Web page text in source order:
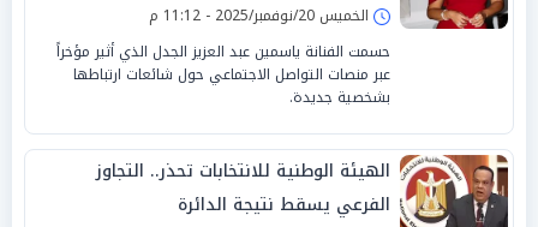
الخميس 20/نوفمبر/2025 - 11:12 م
حسمت الفنانة ياسمين عبد العزيز الجدل الذي أثير مؤخراً
عبر منصات التواصل الاجتماعي حول شائعات ارتباطها
بشخصية جديدة.
الهيئة الوطنية للانتخابات تحذر.. التجاوز
الفرعي يسقط نتيجة الدائرة